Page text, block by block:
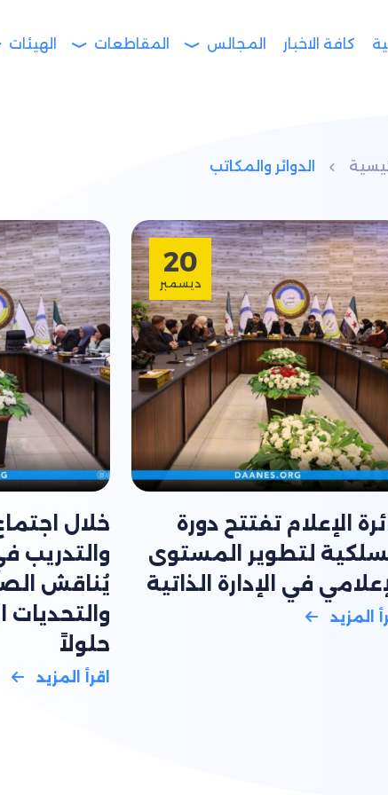
كافة الاخبار المجالس المقاطعات الهيئات
الدوائر والمكاتب
20
ديسمبر
الإعلام تفتتح دورة
لتطوير المستوى
في الإدارة الذاتية
المزيد
خلال
والتدريب
يُناقش
والتحديات
حلولاً
اقرأ المزيد